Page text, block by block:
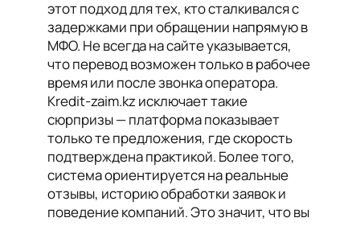
этот подход для тех, кто сталкивался с
задержками при обращении напрямую в
МФО. Не всегда на сайте указывается,
что перевод возможен только в рабочее
время или после звонка оператора.
Kredit-zaim.kz исключает такие
сюрпризы — платформа показывает
только те предложения, где скорость
подтверждена практикой. Более того,
система ориентируется на реальные
отзывы, историю обработки заявок и
поведение компаний. Это значит, что вы